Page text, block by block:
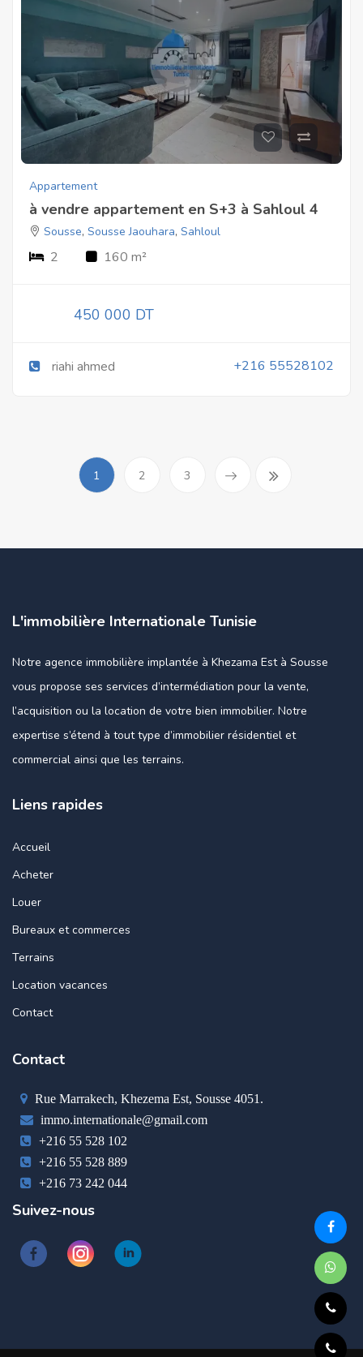
Appartement
à vendre appartement en S+3 à Sahloul 4
Sousse, Sousse Jaouhara, Sahloul
2 160 m²
450 000 DT
riahi ahmed +216 55528102
1 2 3
L'immobilière Internationale Tunisie
Notre agence immobilière implantée à Khezama Est à Sousse
vous propose ses services d’intermédiation pour la vente,
l’acquisition ou la location de votre bien immobilier. Notre
expertise s’étend à tout type d’immobilier résidentiel et
commercial ainsi que les terrains.
Liens rapides
Accueil
Acheter
Louer
Bureaux et commerces
Terrains
Location vacances
Contact
Contact
Rue Marrakech, Khezema Est, Sousse 4051.
immo.internationale@gmail.com
+216 55 528 102
+216 55 528 889
+216 73 242 044
Suivez-nous